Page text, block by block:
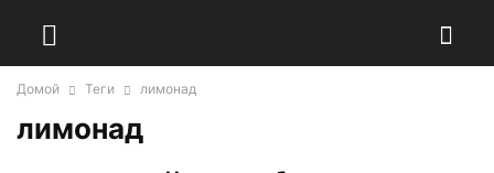
Домой Теги лимонад
лимонад